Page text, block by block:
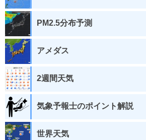
PM2.5分布予測
アメダス
2週間天気
気象予報士のポイント解説
世界天気